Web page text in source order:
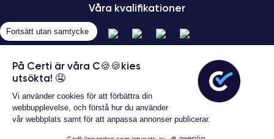
Våra kvalifikationer
Allmänna försäljningsvillkor
Fortsätt utan samtycke
På Certi är våra C🍪🍪kies
utsökta! 🤤
Vi använder cookies för att förbättra din
webbupplevelse, och förstå hur du använder
vår webbplats samt för att anpassa annonser publicerar.